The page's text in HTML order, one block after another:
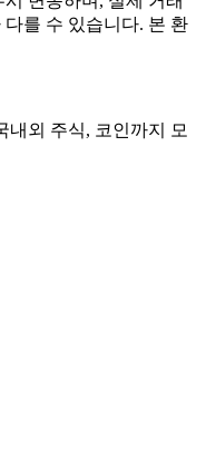
다를 수 있습니다. 본 환
내외 주식, 코인까지 모